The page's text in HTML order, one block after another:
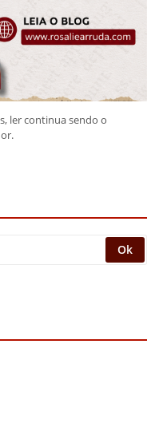
ler continua sendo o